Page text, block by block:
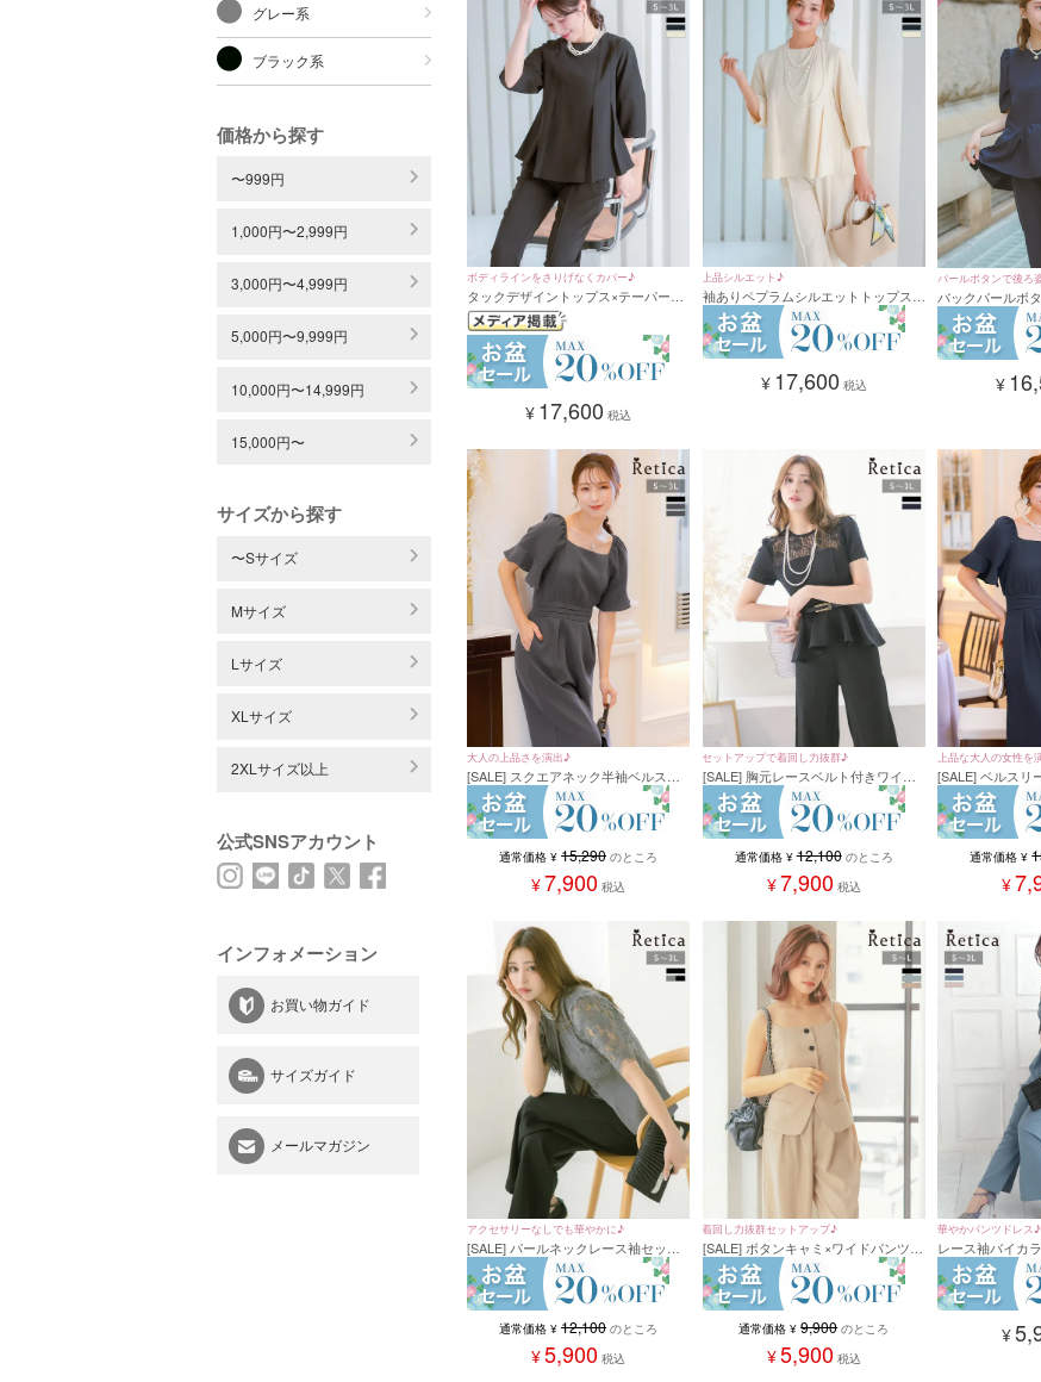
グレー系
ブラック系
価格から探す
〜999円
1,000円〜2,999円
3,000円〜4,999円
5,000円〜9,999円
10,000円〜14,999円
15,000円〜
サイズから探す
〜Sサイズ
Mサイズ
Lサイズ
XLサイズ
2XLサイズ以上
公式SNSアカウント
インフォメーション
お買い物ガイド
サイズガイド
メールマガジン
ボディラインをさりげなくカバー♪
タックデザイントップス×テーパード
パンツセットアップ 結婚式 二の腕カ
バー ゆったり(Sサイズ～3Lサイズ)
¥ 17,600 税込
上品シルエット♪
袖ありペプラムシルエットトップス×
テーパードパンツセットアップ 結婚
式 二の腕カバー ゆったり(Sサイズ～
3Lサイズ)
¥ 17,600 税込
パールボタンで後ろ
バックパールボ
プス×センター
婚式 二次会 (S
¥
大人の上品さを演出♪
[SALE] スクエアネック半袖ベルスリ
ーブウエストマークワイドパンツドレ
ス 結婚式 二次会 (Sサイズ～3Lサイ
ズ)
通常価格 ¥ 15,290 のところ
¥7,900 税込
セットアップで着回し力抜群♪
[SALE] 胸元レースベルト付きワイド
パンツセパレートパーティードレス
(Sサイズ～XXLサイズ)
通常価格 ¥ 12,100 のところ
¥7,900 税込
上品な大人の女性を
[SALE] ベルスリ
ワイドパンツパ
式 二次会 (Sサ
通常価格 ¥
¥
アクセサリーなしでも華やかに♪
[SALE] パールネックレース袖セット
アップパンツパーティードレス (Sサ
イズ～XXLサイズ)
通常価格 ¥ 12,100 のところ
¥5,900 税込
着回し力抜群セットアップ♪
[SALE] ボタンキャミ×ワイドパンツセ
ットアップ(Sサイズ~Lサイズ)(ベージ
ュ/ブラック/グレー)
通常価格 ¥ 9,900 のところ
¥5,900 税込
華やかパンツドレス♪
レース袖バイカ
インフレアパン
会(Sサイズ～3L
¥